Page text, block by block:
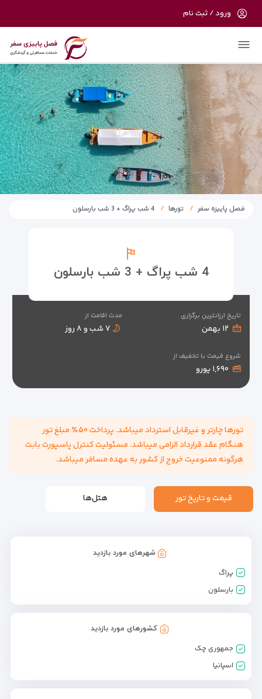
ورود / ثبت نام
در حال حاضر ارتباط با سرور قطع می باشد
لطفا دقایقی بعد مجددا تلاش کنید.
فصل پاییزه سفر تورها 4 شب پراگ + 3 شب بارسلون
4 شب پراگ + 3 شب بارسلون
تاریخ ارزانترین برگزاری
۱۲ بهمن
مدت اقامت از
۷ شب و ۸ روز
شروع قیمت با تخفیف از
۱,۶۹۰ یورو
تورها چارتر و غیرقابل استرداد میباشد. پرداخت ۵۰٪ مبلغ تور
هنگام عقد قرارداد الزامی میباشد. مسئولیت کنترل پاسپورت بابت
هرگونه ممنوعیت خروج از کشور به عهده مسافر میباشد.
قیمت و تاریخ تور هتل‌ها
شهرهای مورد بازدید
پراگ
بارسلون
کشورهای مورد بازدید
جمهوری چک
اسپانیا